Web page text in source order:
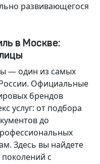
развивающегося
в Москве:
— один из самых
Официальные
брендов
услуг: от подбора
до
Здесь вы найдете
с